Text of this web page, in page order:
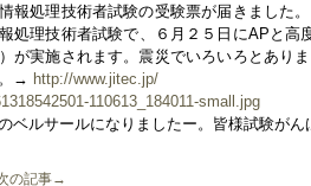
報処理技術者試験の受験票が届きました
処理技術者試験で、６月２５日にAPと高
が実施されます。震災でいろいろとあり
→ http://www.jitec.jp/
ベルサールになりましたー。皆様試験がん
の記事→